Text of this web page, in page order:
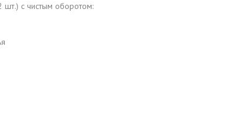
шт.) с чистым оборотом: